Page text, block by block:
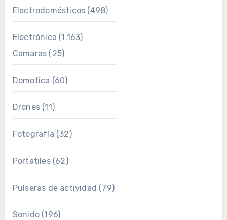
Electrodomésticos (498)
Electrónica (1.163)
Camaras (25)
Domotica (60)
Drones(11)
Fotografía (32)
Portatiles(62)
Pulseras de actividad (79)
Sonido(196)